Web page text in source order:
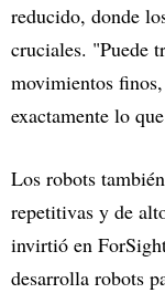
reducido, donde
cruciales. "Puede
movimientos
exactamente lo
Los robots
repetitivas y de
invirtió en
desarrolla robots